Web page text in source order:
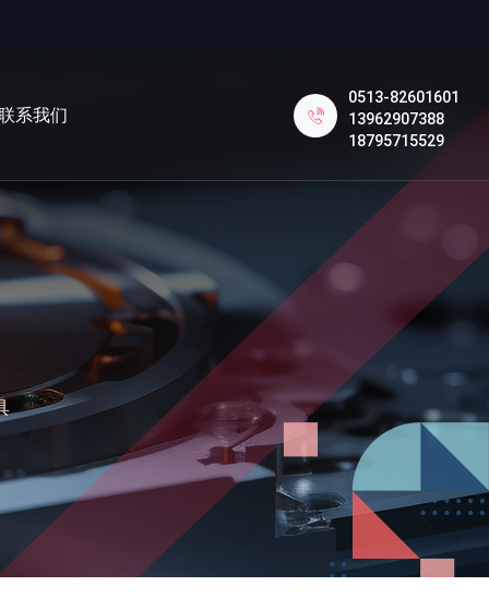
系我们
0513-82601601
13962907388
18795715529